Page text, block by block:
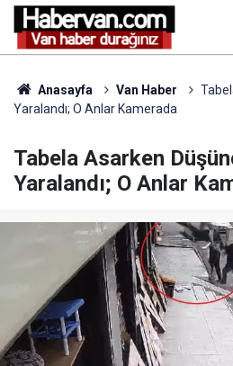
Anasayfa Van Haber
Yaralandı; O Anlar Kamerada
Tabela Asarken
Yaralandı; O Anlar